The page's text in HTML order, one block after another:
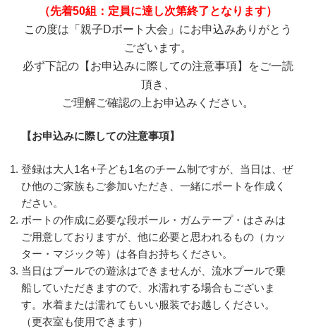
（先着50組：定員に達し次第終了となります）
この度は「親子Dボート大会」にお申込みありがとう
ございます。
必ず下記の【お申込みに際しての注意事項】をご一読
頂き、
ご理解ご確認の上お申込みください。
【お申込みに際しての注意事項】
登録は大人1名+子ども1名のチーム制ですが、当日は、ぜ
ひ他のご家族もご参加いただき、一緒にボートを作成く
ださい。
ボートの作成に必要な段ボール・ガムテープ・はさみは
ご用意しておりますが、他に必要と思われるもの（カッ
ター・マジック等）は各自お持ちください。
当日はプールでの遊泳はできませんが、流水プールで乗
船していただきますので、水濡れする場合もございま
す。水着または濡れてもいい服装でお越しください。
（更衣室も使用できます）